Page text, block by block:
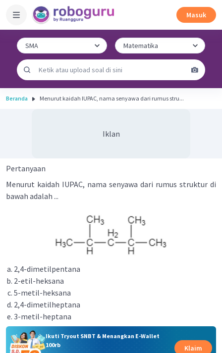
Masuk
Beranda Menurut kaidah IUPAC, nama senyawa dari rumus stru...
Iklan
Pertanyaan
Menurut kaidah IUPAC, nama senyawa dari rumus struktur di
bawah adalah ...
2,4-dimetilpentana
2-etil-heksana
5-metil-heksana
2,4-dimetilheptana
3-metil-heptana
Ikuti Tryout SNBT & Menangkan E-Wallet
100rb
Klaim